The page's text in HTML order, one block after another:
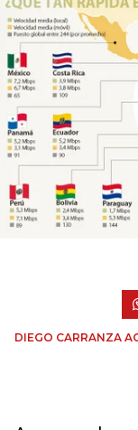
DIEGO CARRANZA